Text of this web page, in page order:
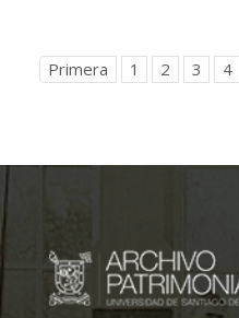
Primera 1 2 3 4